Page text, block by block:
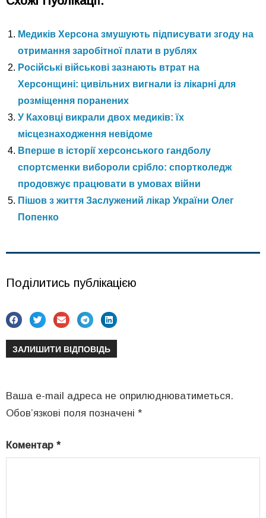
Медиків Херсона змушують підписувати згоду на
отримання заробітної плати в рублях
Російські військові зазнають втрат на
Херсонщині: цивільних вигнали із лікарні для
розміщення поранених
У Каховці викрали двох медиків: їх
місцезнаходження невідоме
Вперше в історії херсонського гандболу
спортсменки вибороли срібло: спортколедж
продовжує працювати в умовах війни
Пішов з життя Заслужений лікар України Олег
Попенко
Поділитись публікацією
ЗАЛИШИТИ ВІДПОВІДЬ
Ваша e-mail адреса не оприлюднюватиметься.
Обов’язкові поля позначені *
Коментар *